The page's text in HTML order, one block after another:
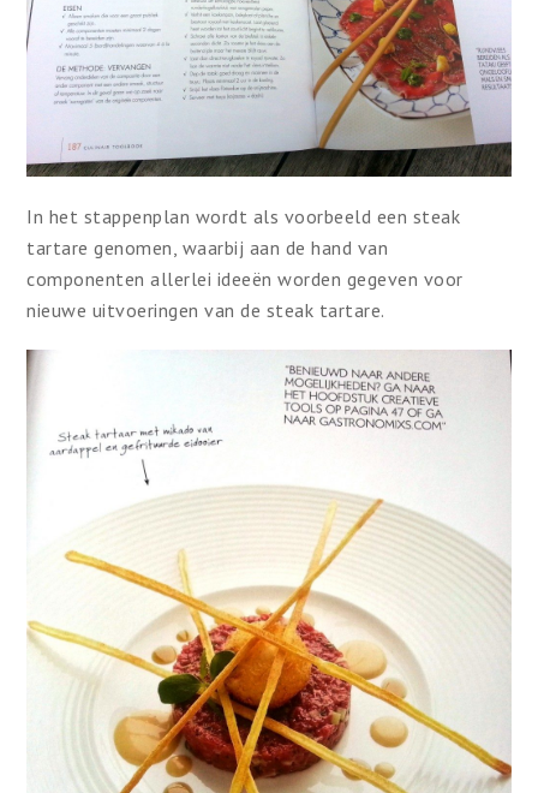
In het stappenplan wordt als voorbeeld een steak
tartare genomen, waarbij aan de hand van
componenten allerlei ideeën worden gegeven voor
nieuwe uitvoeringen van de steak tartare.